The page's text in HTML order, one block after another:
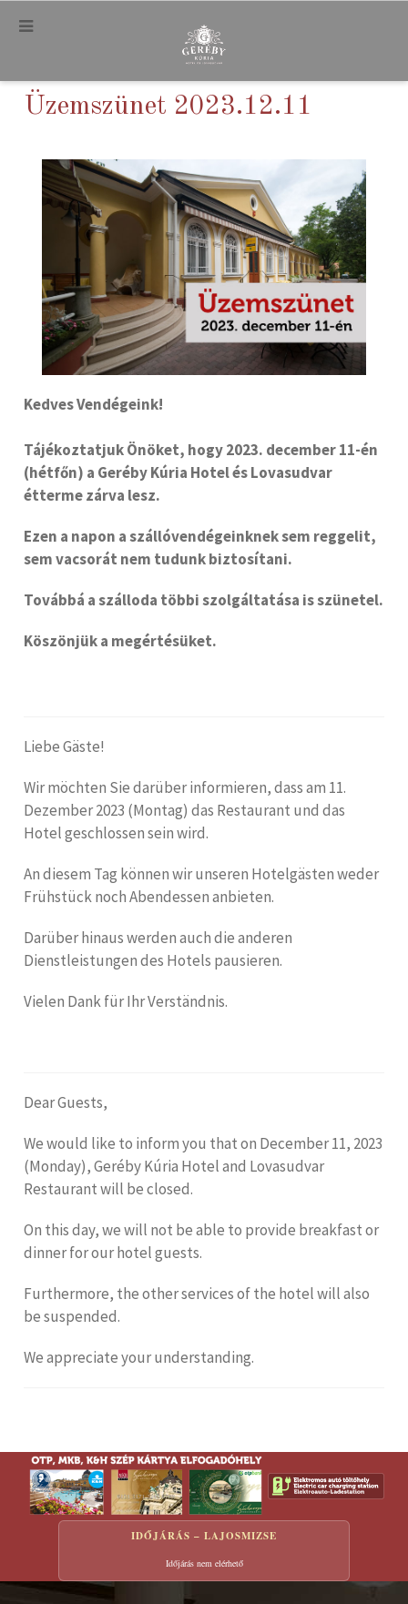
.
Üzemszünet 2023.12.11
Kedves Vendégeink!
Tájékoztatjuk Önöket, hogy 2023. december 11-én
(hétfőn) a Geréby Kúria Hotel és Lovasudvar
étterme zárva lesz.
Ezen a napon a szállóvendégeinknek sem reggelit,
sem vacsorát nem tudunk biztosítani.
Továbbá a szálloda többi szolgáltatása is szünetel.
Köszönjük a megértésüket.
Liebe Gäste!
Wir möchten Sie darüber informieren, dass am 11.
Dezember 2023 (Montag) das Restaurant und das
Hotel geschlossen sein wird.
An diesem Tag können wir unseren Hotelgästen weder
Frühstück noch Abendessen anbieten.
Darüber hinaus werden auch die anderen
Dienstleistungen des Hotels pausieren.
Vielen Dank für Ihr Verständnis.
Dear Guests,
We would like to inform you that on December 11, 2023
(Monday), Geréby Kúria Hotel and Lovasudvar
Restaurant will be closed.
On this day, we will not be able to provide breakfast or
dinner for our hotel guests.
Furthermore, the other services of the hotel will also
be suspended.
We appreciate your understanding.
IDŐJÁRÁS – LAJOSMIZSE
Időjárás nem elérhető